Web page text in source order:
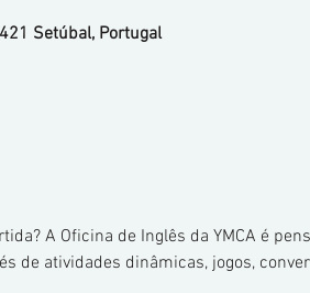
Setúbal, Portugal
A Oficina de Inglês da YMCA é
de atividades dinâmicas, jogos,